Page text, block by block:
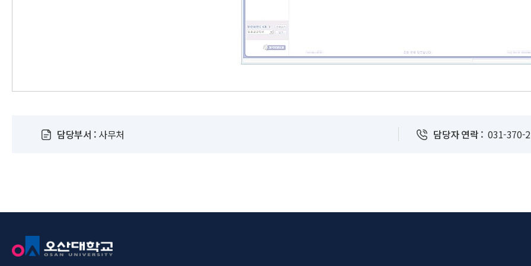
담당부서 : 사무처 담당자 연락 : 031-370-